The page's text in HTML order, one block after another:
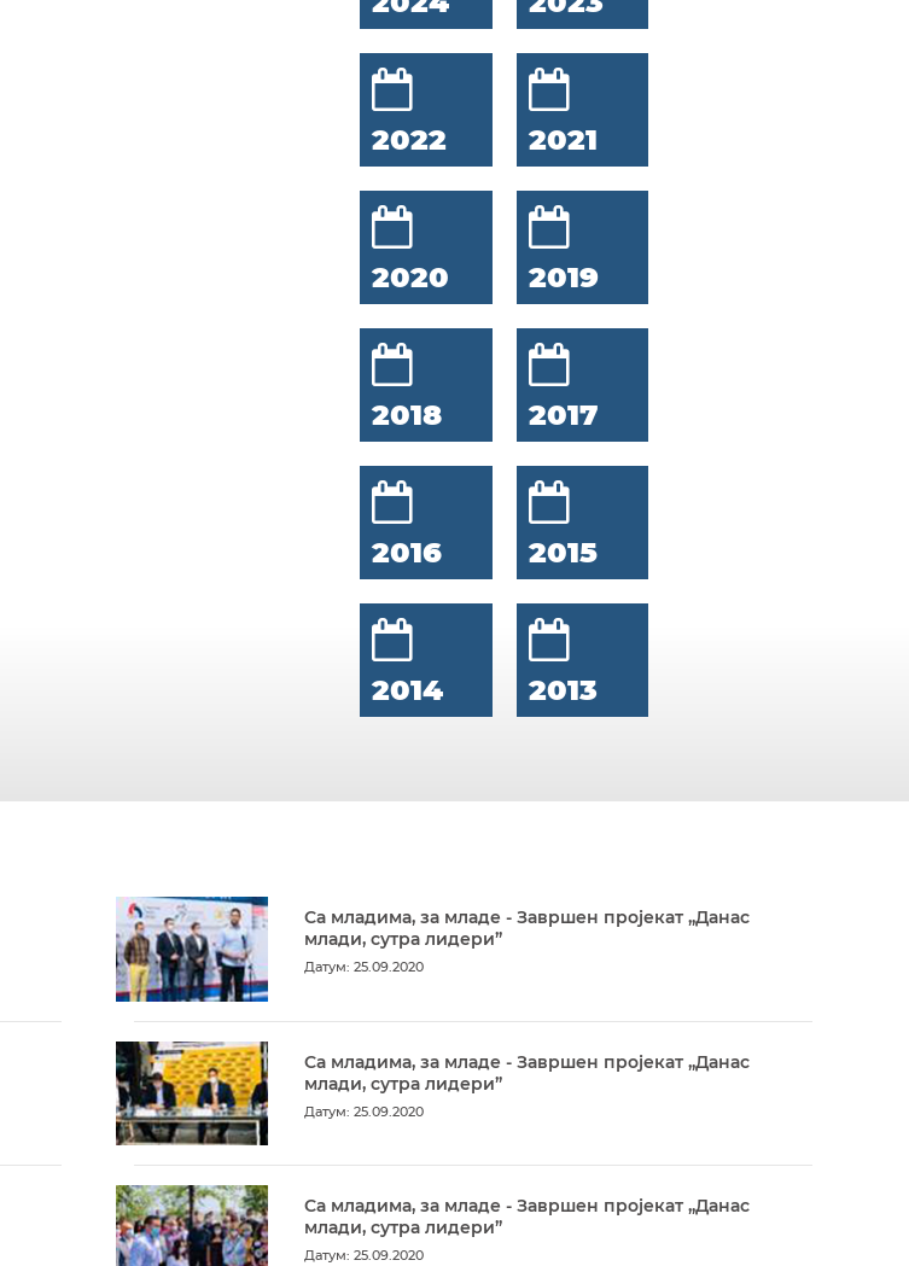
2022 2021
2020 2019
2018 2017
2016 2015
2014 2013
Са младима, за младе - Завршен пројекат „Данас
млади, сутра лидери”
Датум: 25.09.2020
Са младима, за младе - Завршен пројекат „Данас
млади, сутра лидери”
Датум: 25.09.2020
Са младима, за младе - Завршен пројекат „Данас
млади, сутра лидери”
Датум: 25.09.2020